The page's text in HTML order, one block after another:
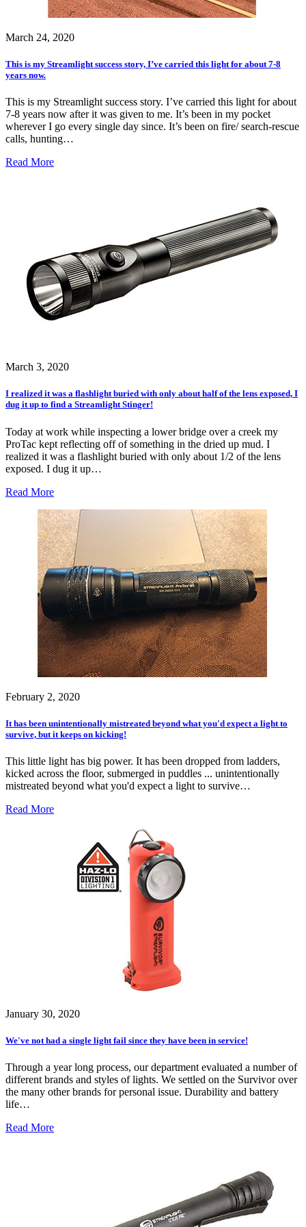
March 24, 2020
This is my Streamlight success story, I’ve carried this light for about 7-8
years now.
This is my Streamlight success story. I’ve carried this light for about
7-8 years now after it was given to me. It’s been in my pocket
wherever I go every single day since. It’s been on fire/ search-rescue
calls, hunting…
Read More
March 3, 2020
I realized it was a flashlight buried with only about half of the lens exposed, I
dug it up to find a Streamlight Stinger!
Today at work while inspecting a lower bridge over a creek my
ProTac kept reflecting off of something in the dried up mud. I
realized it was a flashlight buried with only about 1/2 of the lens
exposed. I dug it up…
Read More
February 2, 2020
It has been unintentionally mistreated beyond what you'd expect a light to
survive, but it keeps on kicking!
This little light has big power. It has been dropped from ladders,
kicked across the floor, submerged in puddles ... unintentionally
mistreated beyond what you'd expect a light to survive…
Read More
January 30, 2020
We've not had a single light fail since they have been in service!
Through a year long process, our department evaluated a number of
different brands and styles of lights. We settled on the Survivor over
the many other brands for personal issue. Durability and battery
life…
Read More